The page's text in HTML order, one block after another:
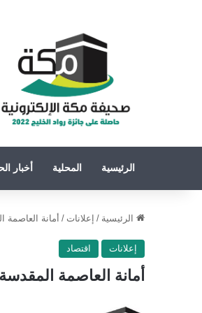
الرئيسية المحلية أخبار
الرئيسية / إعلانات / أمانة
إعلانات اقتصاد
أمانة العاصمة